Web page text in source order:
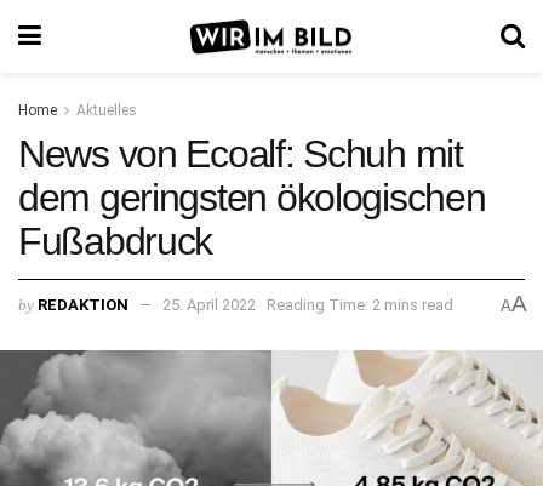
Home Aktuelles
News von Ecoalf: Schuh mit
dem geringsten ökologischen
Fußabdruck
by REDAKTION 25. April 2022 Reading Time: 2 mins read AA